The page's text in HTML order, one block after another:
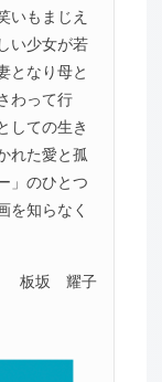
いもまじえ
い少女が若
となり母と
わって行
しての生き
れた愛と孤
」のひとつ
を知らなく
板坂 耀子